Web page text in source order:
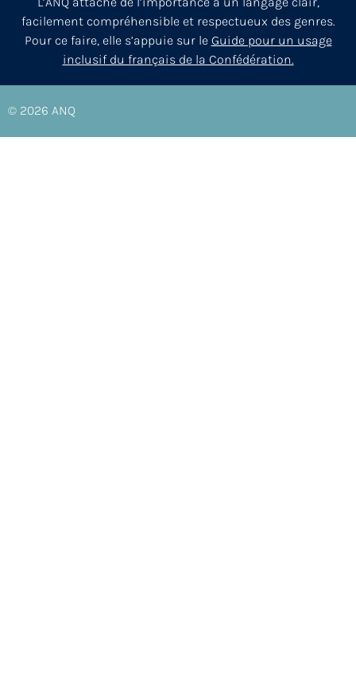
facilement compréhensible et respectueux des genres.
Pour ce faire, elle s’appuie sur le Guide pour un usage
inclusif du français de la Confédération.
© 2026 ANQ